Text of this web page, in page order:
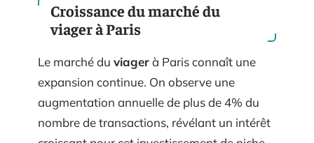
Croissance du marché du
viager à Paris
Le marché du viagerà Paris connaît une
expansion continue. On observe une
augmentation annuelle de plus de 4% du
nombre de transactions, révélant un intérêt